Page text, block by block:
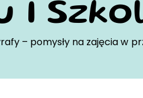
I
– pomysły na zajęcia w